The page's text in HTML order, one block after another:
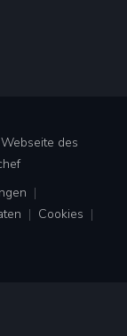
ein neues
((öffnet ein neues
des
((öffnet ein neues
ein neues Fenster))
Cookies
((öffnet
Fenster))